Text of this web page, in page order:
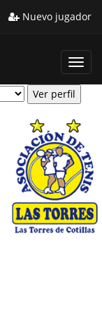
Nuevo jugador